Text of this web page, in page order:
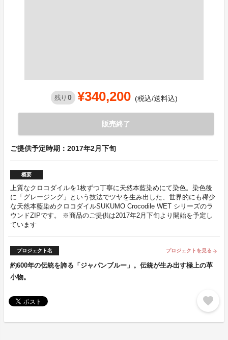
残り 0 ¥340,200 (税込/送料込)
販売終了
ご提供予定時期：2017年2月下旬
概要
上質なクロコダイルを1枚ずつ丁寧に天然本藍染めにて染色。染色後
に「グレージング」という技法でツヤを生み出した、世界的にも稀少
な天然本藍染めクロコダイルSUKUMO Crocodile WET シリーズのラ
ウンドZIPです。 ※商品のご提供は2017年2月下旬より開始を予定し
ています
プロジェクト名 プロジェクトを見る arrow_forward
約600年の伝統を誇る「ジャパンブルー」。伝統が生み出す極上の革
小物。
favorite